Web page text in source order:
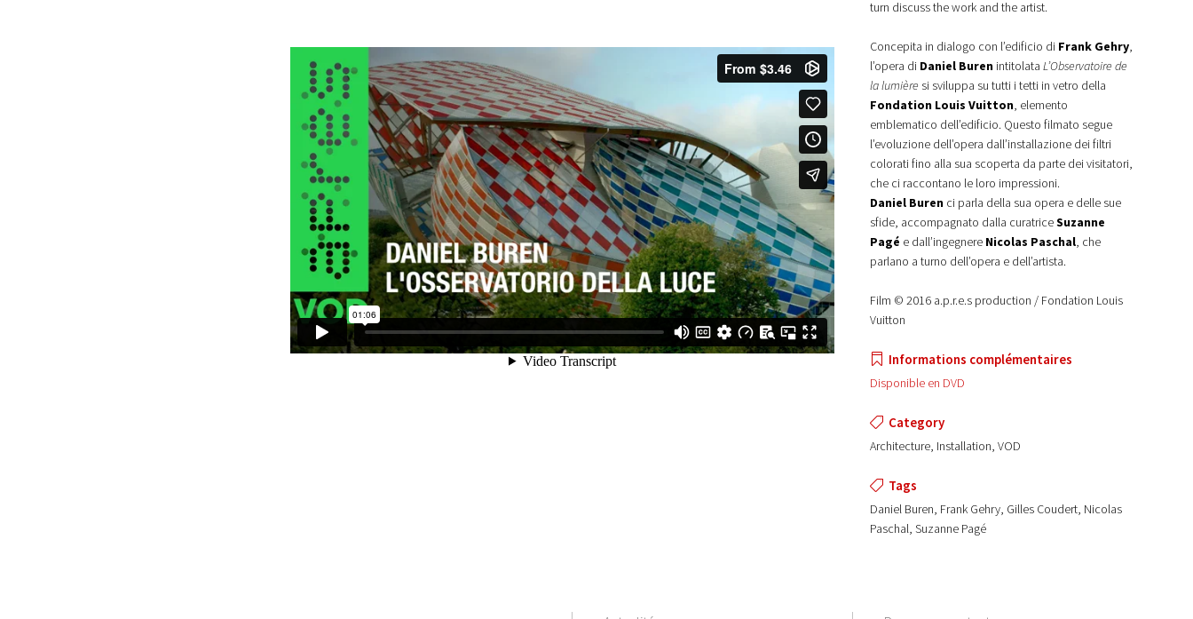
turn discuss the work and the artist.
Concepita in dialogo con l’edificio di Frank Gehry,
l’opera di Daniel Buren intitolataL’Observatoire de
la lumière si sviluppa su tutti i tetti in vetro della
Fondation Louis Vuitton, elemento
emblematico dell’edificio. Questo filmato segue
l’evoluzione dell’opera dall’installazione dei filtri
colorati fino alla sua scoperta da parte dei visitatori,
che ci raccontano le loro impressioni.
Daniel Buren ci parla della sua opera e delle sue
sfide, accompagnato dalla curatriceSuzanne
Pagé e dall’ingegnere Nicolas Paschal, che
parlano a turno dell’opera e dell’artista.
Film © 2016 a.p.r.e.s production / Fondation Louis
Vuitton
Informations complémentaires
Disponible en DVD
Category
Architecture, Installation, VOD
Tags
Daniel Buren, Frank Gehry, Gilles Coudert, Nicolas
Paschal, Suzanne Pagé